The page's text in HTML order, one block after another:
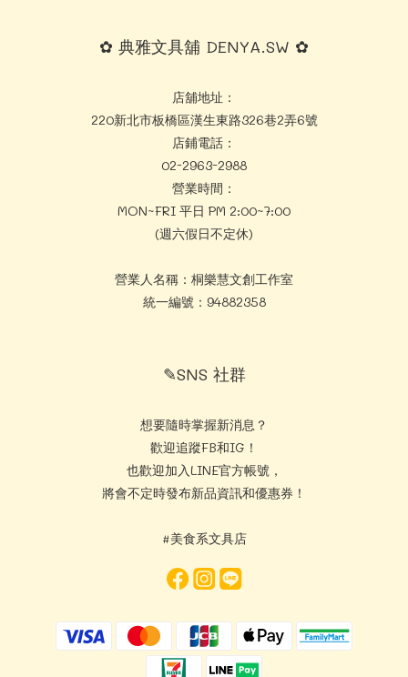
✿ 典雅文具舖 DENYA.SW ✿
店舖地址：
220新北市板橋區漢生東路326巷2弄6號
店鋪電話：
02-2963-2988
營業時間：
MON~FRI 平日 PM 2:00~7:00
(週六假日不定休)
營業人名稱：桐樂慧文創工作室
統一編號：94882358
✎SNS 社群
想要隨時掌握新消息？
歡迎追蹤FB和IG！
也歡迎加入LINE官方帳號，
將會不定時發布新品資訊和優惠券！
#美食系文具店